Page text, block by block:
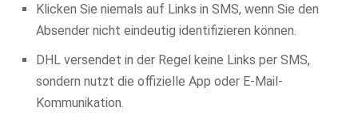
Klicken Sie niemals auf Links in SMS, wenn Sie den
Absender nicht eindeutig identifizieren können.
DHL versendet in der Regel keine Links per SMS,
sondern nutzt die offizielle App oder E-Mail-
Kommunikation.